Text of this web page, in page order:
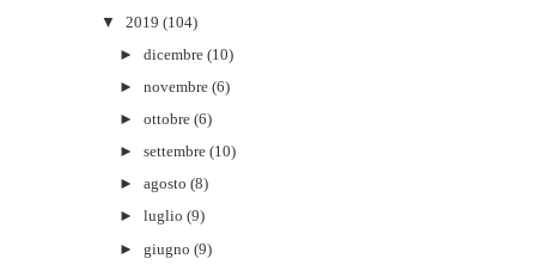
▼
2019 (104)
►dicembre (10)
►novembre (6)
►ottobre (6)
►settembre (10)
►agosto (8)
►luglio (9)
►giugno (9)